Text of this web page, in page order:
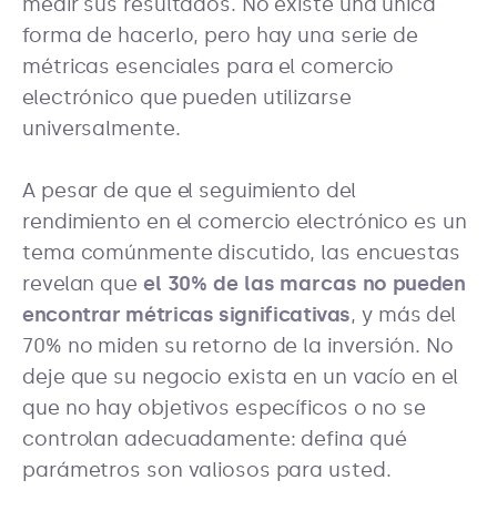
forma de hacerlo, pero hay una serie de
métricas esenciales para el comercio
electrónico que pueden utilizarse
universalmente.
A pesar de que el seguimiento del
rendimiento en el comercio electrónico es un
tema comúnmente discutido, las encuestas
revelan que el 30% de las marcas no pueden
encontrar métricas significativas, y más del
70% no miden su retorno de la inversión. No
deje que su negocio exista en un vacío en el
que no hay objetivos específicos o no se
controlan adecuadamente: defina qué
parámetros son valiosos para usted.